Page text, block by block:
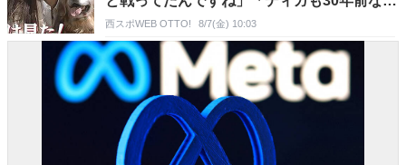
ですね」の声
西スポWEB OTTO! 8/7(金) 10:03